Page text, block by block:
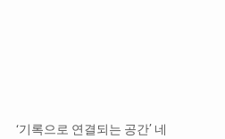
‘기록으로 연결되는 공간’ 네